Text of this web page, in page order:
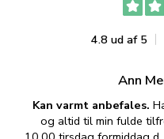
4.8 ud af 5
Ann
Kan varmt anbefales.
og altid til min fulde